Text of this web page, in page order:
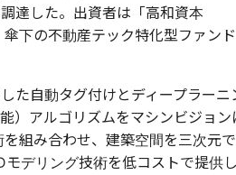
達した。出資者は「高和資本
下の不動産テック特化型ファンド
た自動タグ付けとディープラーニ
）アルゴリズムをマシンビジョン
組み合わせ、建築空間を三次元で
デリング技術を低コストで提供